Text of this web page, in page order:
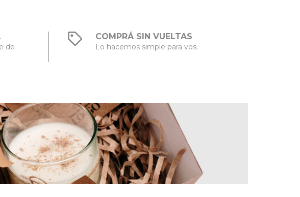
de
COMPRÁ SIN VUELTAS
Lo hacemos simple para vos.